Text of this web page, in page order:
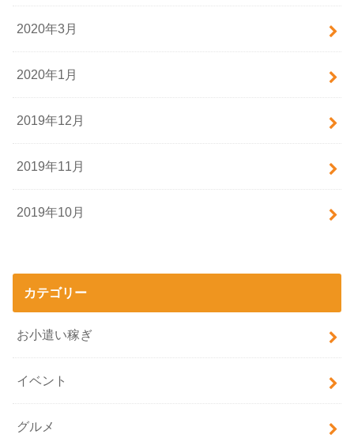
2020年3月
2020年1月
2019年12月
2019年11月
2019年10月
カテゴリー
お小遣い稼ぎ
イベント
グルメ